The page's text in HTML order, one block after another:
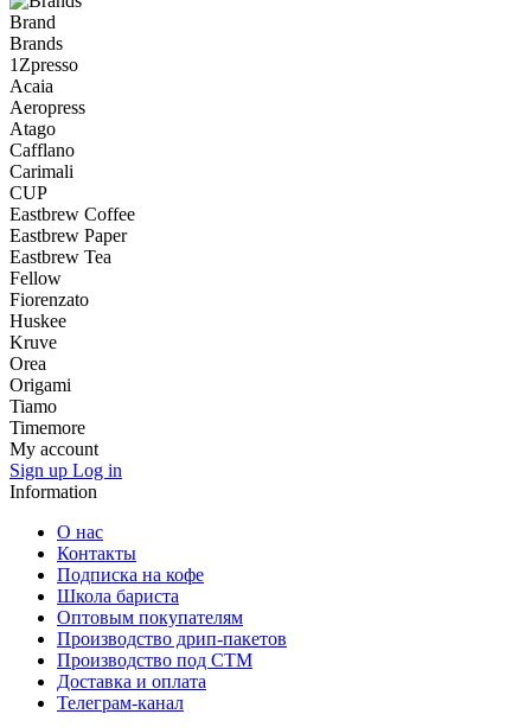
Brand
Brands
1Zpresso
Acaia
Aeropress
Atago
Cafflano
Carimali
CUP
Eastbrew Coffee
Eastbrew Paper
Eastbrew Tea
Fellow
Fiorenzato
Huskee
Kruve
Orea
Origami
Tiamo
Timemore
My account
Sign up Log in
Information
О нас
Контакты
Подписка на кофе
Школа бариста
Оптовым покупателям
Производство дрип-пакетов
Производство под СТМ
Доставка и оплата
Телеграм-канал